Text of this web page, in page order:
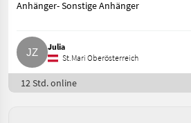
Anhänger- Sonstige Anhänger
Julia
St.Mari Oberösterreich
12 Std. online